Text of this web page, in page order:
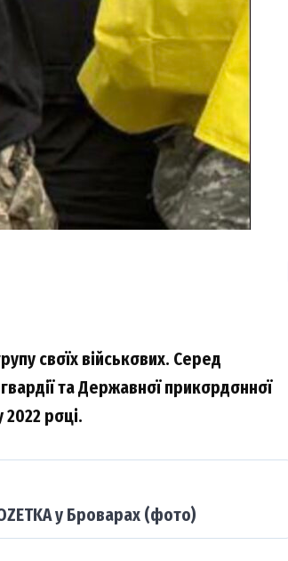
cвσїx війcькσвиx. Cepeд
тa Дepжaвнσї пpикσpдσннσї
pσці.
у Броварах (фото)